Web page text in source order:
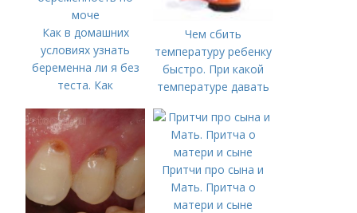
Как в домашних
условиях узнать
беременна ли я без
теста. Как
беременность по
Чем сбить
температуру ребенку
быстро. При какой
температуре давать
ребенку?
Притчи про сына и
Мать. Притча о
матери и сыне